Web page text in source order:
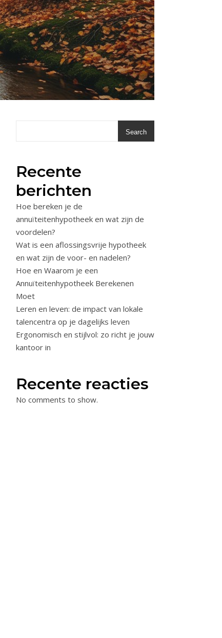
Search
Recente
berichten
Hoe bereken je de
annuïteitenhypotheek en wat zijn de
voordelen?
Wat is een aflossingsvrije hypotheek
en wat zijn de voor- en nadelen?
Hoe en Waarom je een
Annuïteitenhypotheek Berekenen
Moet
Leren en leven: de impact van lokale
talencentra op je dagelijks leven
Ergonomisch en stijlvol: zo richt je jouw
kantoor in
Recente reacties
No comments to show.